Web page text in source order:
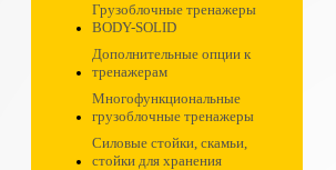
Грузоблочные тренажеры
BODY-SOLID
Дополнительные опции к
тренажерам
Многофункциональные
грузоблочные тренажеры
Силовые стойки, скамьи,
стойки для хранения